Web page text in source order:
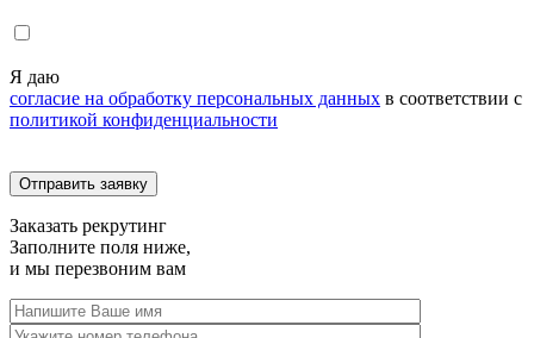
Я даю
согласие на обработку персональных данных в соответствии с
политикой конфиденциальности
Заказать рекрутинг
Заполните поля ниже,
и мы перезвоним вам